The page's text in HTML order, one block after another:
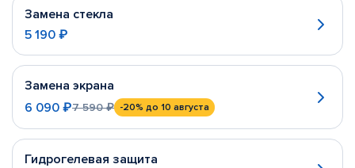
Замена стекла
5 190 ₽
Замена экрана
6 090 ₽7 590 ₽ -20% до 10 августа
Гидрогелевая защита